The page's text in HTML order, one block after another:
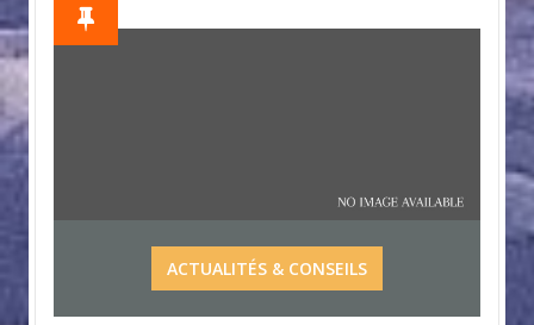
ACTUALITÉS & CONSEILS